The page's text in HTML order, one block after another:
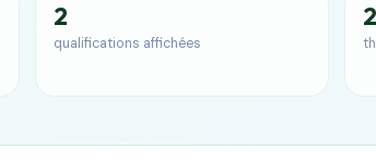
2
qualifications affichées
2